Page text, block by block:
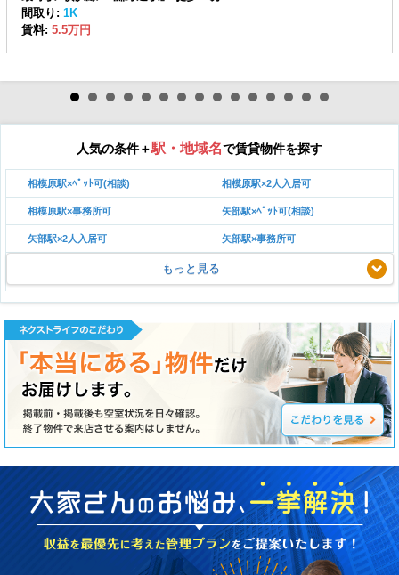
間取り: 1K
賃料: 5.5万円
人気の条件＋駅・地域名で賃貸物件を探す
相模原駅×ﾍﾟｯﾄ可(相談) 相模原駅×2人入居可
相模原駅×事務所可 矢部駅×ﾍﾟｯﾄ可(相談)
矢部駅×2人入居可 矢部駅×事務所可
もっと見る